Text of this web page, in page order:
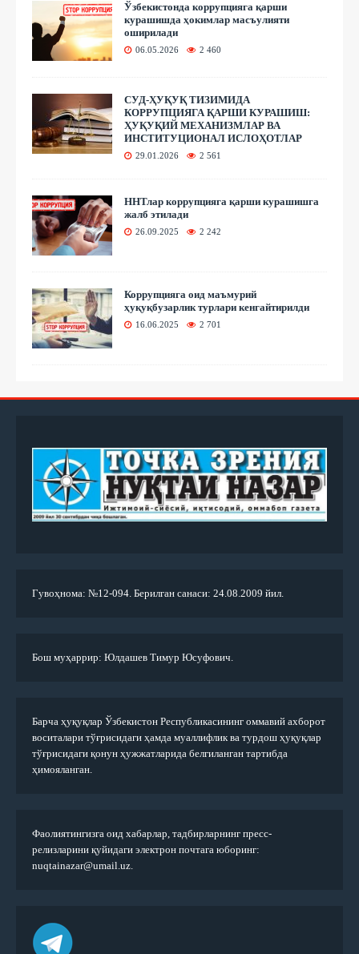
Ўзбекистонда коррупцияга қарши
курашишда ҳокимлар масъулияти
оширилади
06.05.2026 2 460
СУД-ҲУҚУҚ ТИЗИМИДА
КОРРУПЦИЯГА ҚАРШИ КУРАШИШ:
ҲУҚУҚИЙ МЕХАНИЗМЛАР ВА
ИНСТИТУЦИОНАЛ ИСЛОҲОТЛАР
29.01.2026 2 561
ННТлар коррупцияга қарши курашишга
жалб этилади
26.09.2025 2 242
Коррупцияга оид маъмурий
ҳуқуқбузарлик турлари кенгайтирилди
16.06.2025 2 701
Гувоҳнома: №12-094. Берилган санаси: 24.08.2009 йил.
Бош муҳаррир: Юлдашев Тимур Юсуфович.
Барча ҳуқуқлар Ўзбекистон Республикасининг оммавий ахборот
воситалари тўғрисидаги ҳамда муаллифлик ва турдош ҳуқуқлар
тўғрисидаги қонун ҳужжатларида белгиланган тартибда
ҳимояланган.
Фаолиятингизга оид хабарлар, тадбирларнинг пресс-
релизларини қуйидаги электрон почтага юборинг:
nuqtainazar@umail.uz.